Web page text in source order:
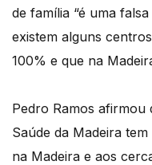
de família “é uma
existem alguns
100% e que na
Pedro Ramos afirmou
Saúde da Madeira
na Madeira e aos